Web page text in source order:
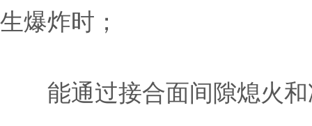
生爆炸时；
能通过接合面间隙熄火和